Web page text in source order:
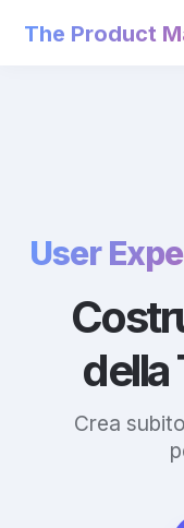
The Product
User
della
Crea